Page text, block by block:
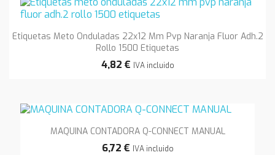
Etiquetas Meto Onduladas 22x12 Mm Pvp Naranja Fluor Adh.2
Rollo 1500 Etiquetas
4,82 € IVA incluido
MAQUINA CONTADORA Q-CONNECT MANUAL
6,72 € IVA incluido